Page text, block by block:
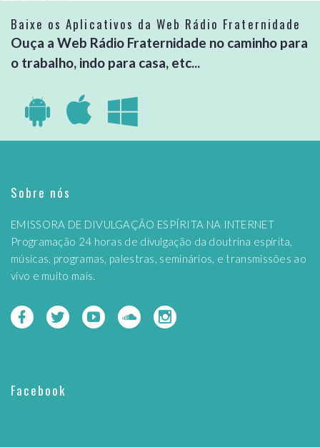
Baixe os Aplicativos da Web Rádio Fraternidade
Ouça a Web Rádio Fraternidade no caminho para
o trabalho, indo para casa, etc...
Sobre nós
EMISSORA DE DIVULGAÇÃO ESPÍRITA NA INTERNET
Programação 24 horas de divulgação da doutrina espírita,
músicas, programas, palestras, seminários, e transmissões ao
vivo e muito mais.
Facebook